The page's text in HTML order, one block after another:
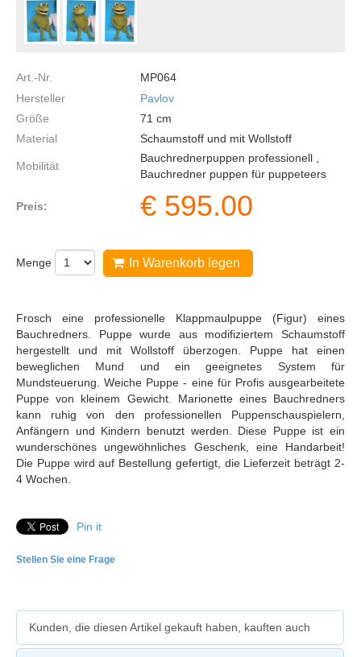
Art.-Nr.
MP064
Hersteller
Pavlov
Größe
71 cm
Material
Schaumstoff und mit Wollstoff
Mobilität
Bauchrednerpuppen professionell ,
Bauchredner puppen für puppeteers
Preis: € 595.00
Menge In Warenkorb legen
Frosch eine professionelle Klappmaulpuppe (Figur) eines
Bauchredners. Puppe wurde aus modifiziertem Schaumstoff
hergestellt und mit Wollstoff überzogen. Puppe hat einen
beweglichen Mund und ein geeignetes System für
Mundsteuerung. Weiche Puppe - eine für Profis ausgearbeitete
Puppe von kleinem Gewicht. Marionette eines Bauchredners
kann ruhig von den professionellen Puppenschauspielern,
Anfängern und Kindern benutzt werden. Diese Puppe ist ein
wunderschönes ungewöhnliches Geschenk, eine Handarbeit!
Die Puppe wird auf Bestellung gefertigt, die Lieferzeit beträgt 2-
4 Wochen.
Pin it
Stellen Sie eine Frage
Kunden, die diesen Artikel gekauft haben, kauften auch